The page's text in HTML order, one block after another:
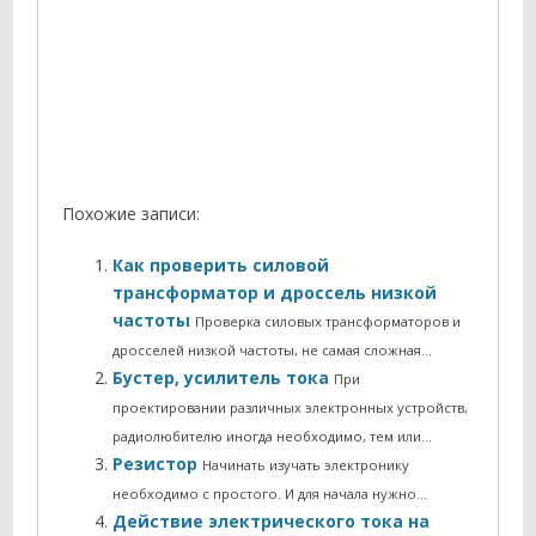
Похожие записи:
Как проверить силовой
трансформатор и дроссель низкой
частоты Проверка силовых трансформаторов и
дросселей низкой частоты, не самая сложная…
Бустер, усилитель тока При
проектировании различных электронных устройств,
радиолюбителю иногда необходимо, тем или…
Резистор Начинать изучать электронику
необходимо с простого. И для начала нужно…
Действие электрического тока на